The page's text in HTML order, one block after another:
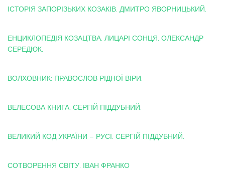
ІСТОРІЯ ЗАПОРІЗЬКИХ КОЗАКІВ. ДМИТРО ЯВОРНИЦЬКИЙ.
ЕНЦИКЛОПЕДІЯ КОЗАЦТВА. ЛИЦАРІ СОНЦЯ. ОЛЕКСАНДР
СЕРЕДЮК.
ВОЛХОВНИК: ПРАВОСЛОВ РІДНОЇ ВІРИ.
ВЕЛЕСОВА КНИГА. СЕРГІЙ ПІДДУБНИЙ.
ВЕЛИКИЙ КОД УКРАЇНИ – РУСІ. СЕРГІЙ ПІДДУБНИЙ.
СОТВОРЕННЯ СВІТУ. ІВАН ФРАНКО